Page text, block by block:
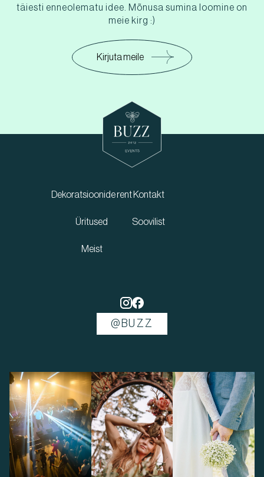
täiesti enneolematu idee. Mõnusa sumina loomine on
meie kirg :)
Kirjuta meile
@BUZZ
Dekoratsioonide rent
Üritused
Meist
Kontakt
Soovilist